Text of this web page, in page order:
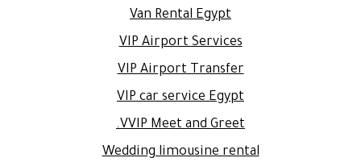
Van Rental Egypt
VIP Airport Services
VIP Airport Transfer
VIP car service Egypt
VVIP Meet and Greet.
Wedding limousine rental